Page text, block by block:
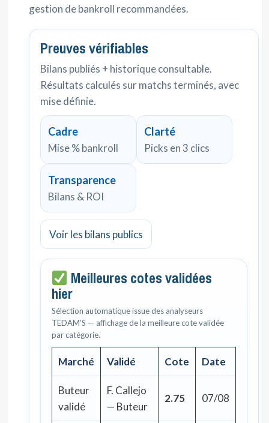
gestion de bankroll recommandées.
Preuves vérifiables
Bilans publiés + historique consultable.
Résultats calculés sur matchs terminés, avec
mise définie.
Cadre
Mise % bankroll
Clarté
Picks en 3 clics
Transparence
Bilans & ROI
Voir les bilans publics
Meilleures cotes validées
hier
Sélection automatique issue des analyseurs
TEDAM’S — affichage de la meilleure cote validée
par catégorie.
Marché Validé Cote Date
Buteur
validé
F. Callejo
— Buteur
2.75 07/08